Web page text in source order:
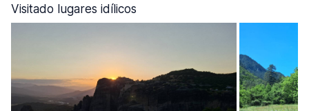
Visitado lugares idílicos